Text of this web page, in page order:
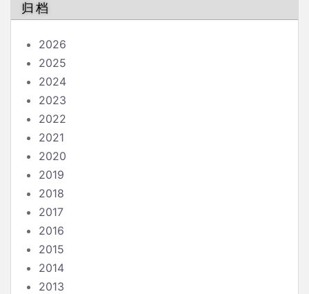
归档
2026
2025
2024
2023
2022
2021
2020
2019
2018
2017
2016
2015
2014
2013